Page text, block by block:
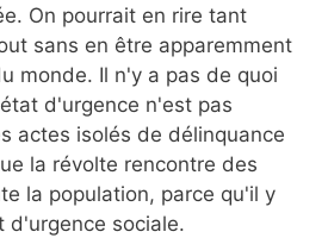
On pourrait en rire tant
sans en être apparemment
monde. Il n'y a pas de quoi
d'urgence n'est pas
actes isolés de délinquance
la révolte rencontre des
la population, parce qu'il y
d'urgence sociale.